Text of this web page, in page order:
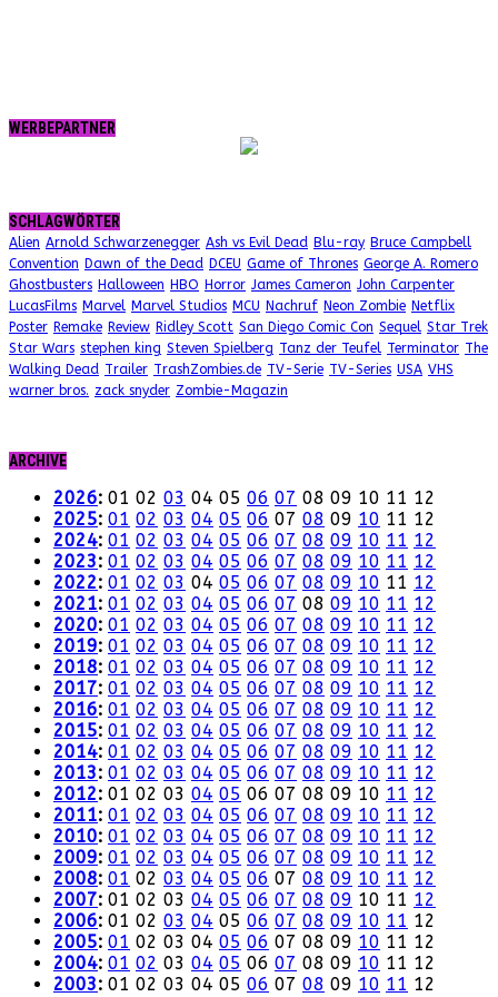
WERBEPARTNER
SCHLAGWÖRTER
Alien Arnold Schwarzenegger Ash vs Evil Dead Blu-ray Bruce Campbell
Convention Dawn of the Dead DCEU Game of Thrones George A. Romero
Ghostbusters Halloween HBO Horror James Cameron John Carpenter
LucasFilms Marvel Marvel Studios MCU Nachruf Neon Zombie Netflix
Poster Remake Review Ridley Scott San Diego Comic Con Sequel Star Trek
Star Wars stephen king Steven Spielberg Tanz der Teufel Terminator The
Walking Dead Trailer TrashZombies.de TV-Serie TV-Series USA VHS
warner bros. zack snyder Zombie-Magazin
ARCHIVE
2026: 01 02 03 04 05 06 07 08 09 10 11 12
2025: 01 02 03 04 05 06 07 08 09 10 11 12
2024: 01 02 03 04 05 06 07 08 09 10 11 12
2023: 01 02 03 04 05 06 07 08 09 10 11 12
2022: 01 02 03 04 05 06 07 08 09 10 11 12
2021: 01 02 03 04 05 06 07 08 09 10 11 12
2020: 01 02 03 04 05 06 07 08 09 10 11 12
2019: 01 02 03 04 05 06 07 08 09 10 11 12
2018: 01 02 03 04 05 06 07 08 09 10 11 12
2017: 01 02 03 04 05 06 07 08 09 10 11 12
2016: 01 02 03 04 05 06 07 08 09 10 11 12
2015: 01 02 03 04 05 06 07 08 09 10 11 12
2014: 01 02 03 04 05 06 07 08 09 10 11 12
2013: 01 02 03 04 05 06 07 08 09 10 11 12
2012: 01 02 03 04 05 06 07 08 09 10 11 12
2011: 01 02 03 04 05 06 07 08 09 10 11 12
2010: 01 02 03 04 05 06 07 08 09 10 11 12
2009: 01 02 03 04 05 06 07 08 09 10 11 12
2008: 01 02 03 04 05 06 07 08 09 10 11 12
2007: 01 02 03 04 05 06 07 08 09 10 11 12
2006: 01 02 03 04 05 06 07 08 09 10 11 12
2005: 01 02 03 04 05 06 07 08 09 10 11 12
2004: 01 02 03 04 05 06 07 08 09 10 11 12
2003: 01 02 03 04 05 06 07 08 09 10 11 12